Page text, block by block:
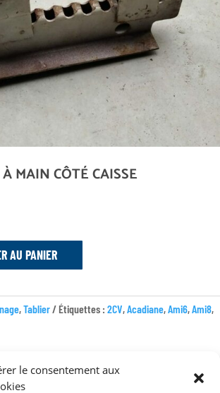
le consentement aux
MAIN CÔTÉ CAISSE
AU PANIER
,Tablier Étiquettes : 2CV,Acadiane,Ami6,Ami8,